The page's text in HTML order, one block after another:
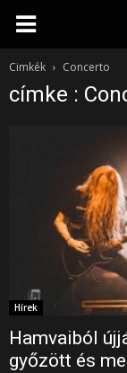
Rockvilág.hu
online
Cimkék Concerto
címke :
Hírek
Hamvaiból
győzött és